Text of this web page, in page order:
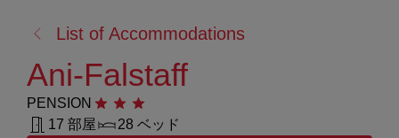
る:
List of Accommodations
Ani-Falstaff
PENSION 星3つ
17 部屋
28 ベッド